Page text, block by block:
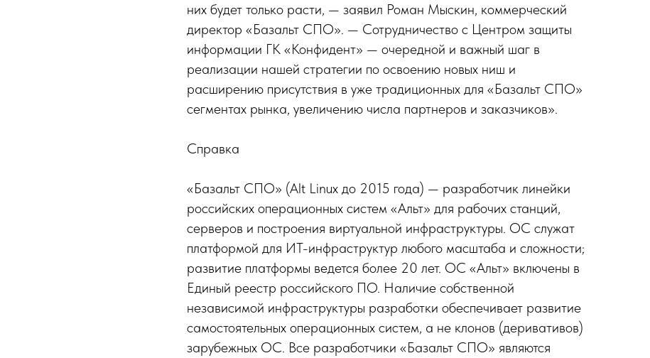
них будет только расти, — заявил Роман Мыскин, коммерческий
директор «Базальт СПО». — Сотрудничество с Центром защиты
информации ГК «Конфидент» — очередной и важный шаг в
реализации нашей стратегии по освоению новых ниш и
расширению присутствия в уже традиционных для «Базальт СПО»
сегментах рынка, увеличению числа партнеров и заказчиков».
Справка
«Базальт СПО» (Alt Linux до 2015 года) — разработчик линейки
российских операционных систем «Альт» для рабочих станций,
серверов и построения виртуальной инфраструктуры. ОС служат
платформой для ИТ-инфраструктур любого масштаба и сложности;
развитие платформы ведется более 20 лет. ОС «Альт» включены в
Единый реестр российского ПО. Наличие собственной
независимой инфраструктуры разработки обеспечивает развитие
самостоятельных операционных систем, а не клонов (деривативов)
зарубежных ОС. Все разработчики «Базальт СПО» являются